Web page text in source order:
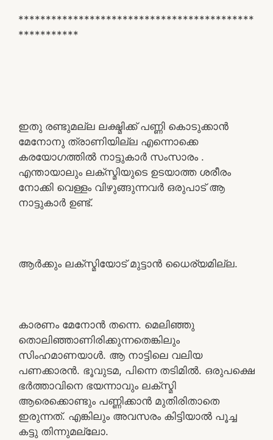
*******************************************
***********
ഇതു രണ്ടുമല്ല ലക്ഷ്മിക്ക് പണ്ണി കൊടുക്കാൻ
മേനോനു ത്രാണിയില്ല എന്നൊക്കെ
കരയോഗത്തിൽ നാട്ടുകാർ സംസാരം .
എന്തായാലും ലക്സ്മിയുടെ ഉടയാത്ത ശരീരം
നോക്കി വെള്ളം വിഴുങ്ങുന്നവർ ഒരുപാട് ആ
നാട്ടുകാർ ഉണ്ട്.
ആർക്കും ലക്സ്മിയോട് മുട്ടാൻ ധൈര്യമില്ല.
കാരണം മേനോൻ തന്നെ. മെലിഞ്ഞു
തൊലിഞ്ഞാണിരിക്കുന്നതെങ്കിലും
സിംഹമാണയാൾ. ആ നാട്ടിലെ വലിയ
പണക്കാരൻ. ഭൂവുടമ, പിന്നെ തടിമിൽ. ഒരുപക്ഷെ
ഭർത്താവിനെ ഭയന്നാവും ലക്സ്മി
ആരെക്കൊണ്ടും പണ്ണിക്കാൻ മുതിരിതാതെ
ഇരുന്നത്. എങ്കിലും അവസരം കിട്ടിയാൽ പൂച്ച
കട്ടു തിന്നുമല്ലോ.